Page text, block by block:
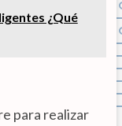
¿Qué
para realizar